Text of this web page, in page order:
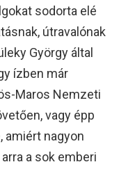
sodorta elé
útravalónak
György által
ízben már
Maros Nemzeti
vagy épp
amiért nagyon
a sok emberi